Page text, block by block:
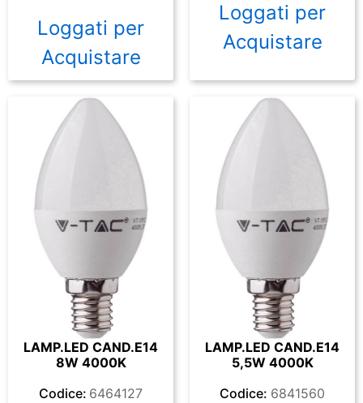
Loggati per
Acquistare
Loggati per
Acquistare
LAMP.LED CAND.E14
8W 4000K
Codice: 6464127
LAMP.LED CAND.E14
5,5W 4000K
Codice: 6841560